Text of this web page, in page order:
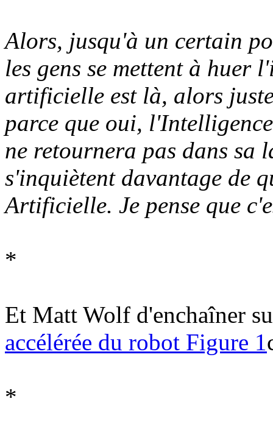
Alors, jusqu'à un certain
les gens se mettent à huer
artificielle est là, alors
parce que oui,
ne retournera pas dans sa
s'inquiètent davantage de
Artificielle. Je pense que
*
Et Matt Wolf d'enchaîner
accélérée du robot Figure 1
*